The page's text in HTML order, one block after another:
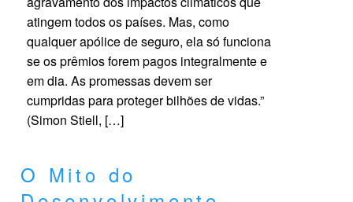
atingem todos os países. Mas, como
qualquer apólice de seguro, ela só funciona
se os prêmios forem pagos integralmente e
em dia. As promessas devem ser
cumpridas para proteger bilhões de vidas.”
(Simon Stiell, […]
O Mito do